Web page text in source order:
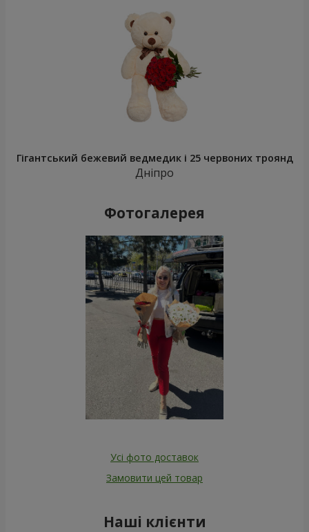
Гігантський бежевий ведмедик і 25 червоних троянд
Дніпро
Фотогалерея
Усі фото доставок
Замовити цей товар
Наші клієнти